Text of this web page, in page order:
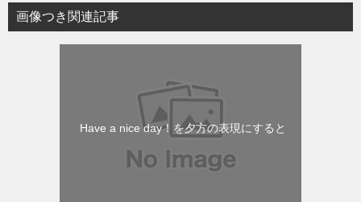
画像つき関連記事
Have a nice day！を夕方の表現にすると